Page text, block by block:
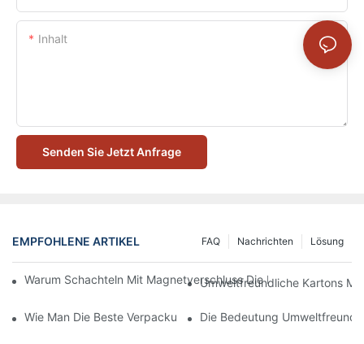
Inhalt
Senden Sie Jetzt Anfrage
EMPFOHLENE ARTIKEL Lösung
Nachrichten
FAQ
Warum Schachteln Mit Magnetverschluss Die Beste Wahl Für
Umweltfreundliche Kartons
Wie Man Die Beste Verpackung Für Hautpflegeprodukte Zum
Die Bedeutung